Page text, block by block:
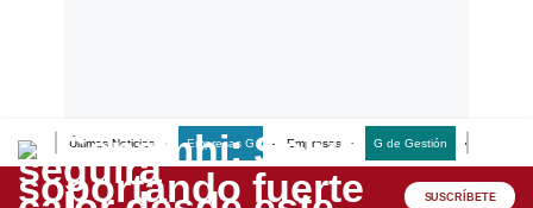
Últimas Noticias Empresas G Empresas G de Gestión
Lo último
Peru Quiosco SUSCRÍBETE